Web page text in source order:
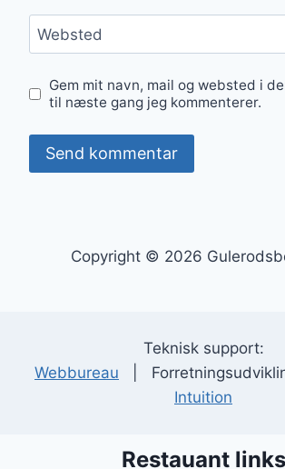
Websted
Gem mit navn, mail og websted i
til næste gang jeg kommenterer.
Copyright © 2026
Teknisk support:
Webbureau |
Intuition
Restauant links